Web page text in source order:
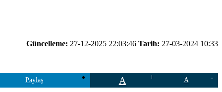
Güncelleme: 27-12-2025 22:03:46 Tarih: 27-03-2024 10:33
Paylaş A A